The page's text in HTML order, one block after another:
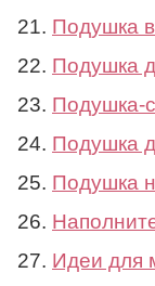
Подушка
Подушка
Подушка-
Подушка
Подушка
Идеи для